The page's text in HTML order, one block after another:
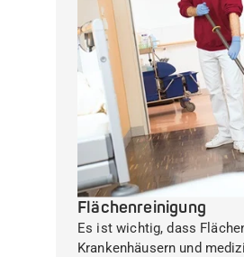
Flächenreinigung
Es ist wichtig, dass
Krankenhäusern und